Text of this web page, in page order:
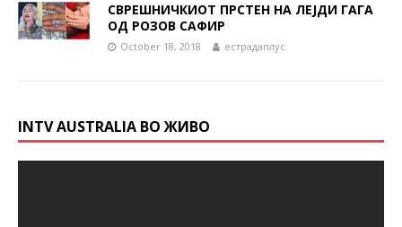
СВРЕШНИЧКИОТ ПРСТЕН НА ЛЕЈДИ ГАГА
ОД РОЗОВ САФИР
October 18, 2018 естрадаплус
INTV AUSTRALIA ВО ЖИВО